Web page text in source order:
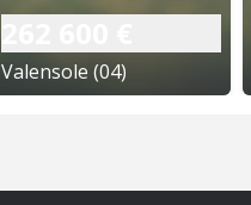
Valensole (04)